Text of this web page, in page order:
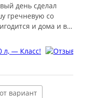
день сделал
и дома и в
вариант